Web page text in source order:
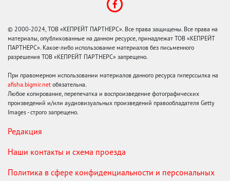
© 2000-2024, ТОВ «КЕПРЕЙТ ПАРТНЕРС». Все права защищены. Все права на
материалы, опубликованные на данном ресурсе, принадлежат ТОВ «КЕПРЕЙТ
ПАРТНЕРС». Какое-либо использование материалов без письменного
разрешения ТОВ «КЕПРЕЙТ ПАРТНЕРС» запрещено.
При правомерном использовании материалов данного ресурса гиперссылка на
afisha.bigmir.net обязательна.
Любое копирование, перепечатка и воспроизведение фотографических
произведений и/или аудиовизуальных произведений правообладателя Getty
Images - строго запрещено.
Редакция
Наши контакты и схема проезда
Политика в сфере конфиденциальности и персональных